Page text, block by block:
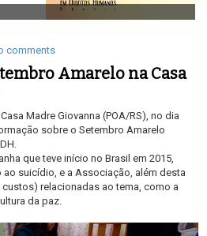
v
i
a
t
i
comments
Amarelo na Casa
Madre Giovanna (POA/RS), no dia
sobre o Setembro Amarelo
que teve início no Brasil em 2015,
suicídio, e a Associação, além desta
relacionadas ao tema, como a
da paz.